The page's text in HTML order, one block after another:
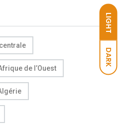
LIGHT
DARK
de l’Ouest